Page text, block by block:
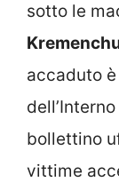
sotto le
accaduto è
bollettino
vittime